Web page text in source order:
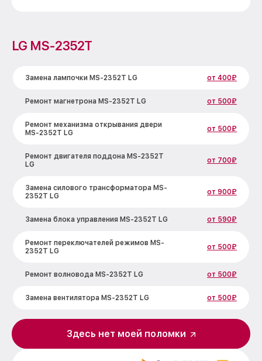
LG MS-2352T
Замена лампочки MS-2352T LG от 400₽
Ремонт магнетрона MS-2352T LG от 500₽
Ремонт механизма открывания двери
MS-2352T LG
от 500₽
Ремонт двигателя поддона MS-2352T
LG
от 700₽
Замена силового трансформатора MS-
2352T LG
от 900₽
Замена блока управления MS-2352T LG от 590₽
Ремонт переключателей режимов MS-
2352T LG
от 500₽
Ремонт волновода MS-2352T LG от 500₽
Замена вентилятора MS-2352T LG от 500₽
Замена ТЭН MS-2352T LG от 1000₽
Здесь нет моей поломки